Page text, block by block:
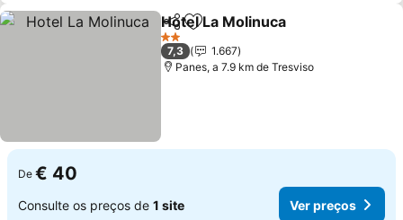
PartilharAdicionar aos favoritos
Hotel La Molinuca
2 Estrelas
7,3
1.667
Panes, a 7.9 km de Tresviso
De € 40
Consulte os preços de 1 site Ver preços